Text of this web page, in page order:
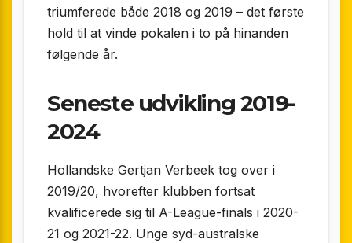
triumferede både 2018 og 2019 – det første
hold til at vinde pokalen i to på hinanden
følgende år.
Seneste udvikling 2019-
2024
Hollandske Gertjan Verbeek tog over i
2019/20, hvorefter klubben fortsat
kvalificerede sig til A-League-finals i 2020-
21 og 2021-22. Unge syd-australske